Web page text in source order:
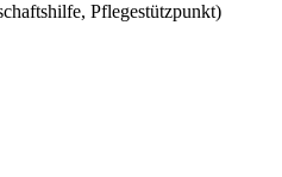
Pflegestützpunkt)